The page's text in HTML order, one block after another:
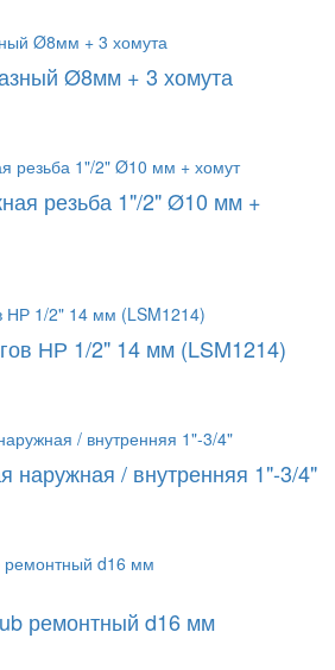
Ø8мм + 3 хомута
резьба 1"/2" Ø10 мм +
НР 1/2" 14 мм (LSM1214)
наружная / внутренняя 1"-3/4"
ремонтный d16 мм